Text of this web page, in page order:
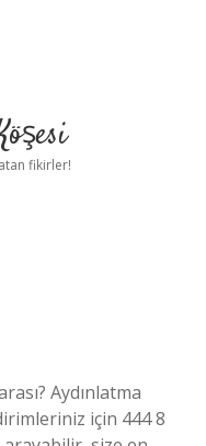
fikirler!
Aydınlatma
için 444 8